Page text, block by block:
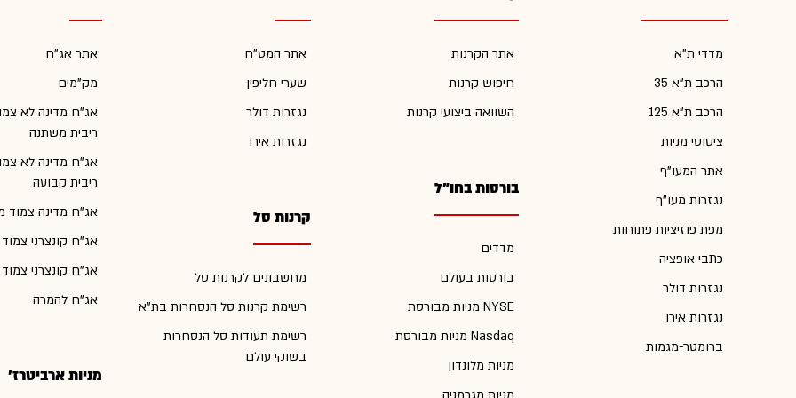
מדדי ת"א
הרכב ת"א 35
הרכב ת"א 125
ציטוטי מניות
אתר המעו"ף
נגזרות מעו"ף
מפת פוזיציות פתוחות
כתבי אופציה
נגזרות דולר
נגזרות אירו
ברומטר-מגמות
אתר הקרנות
חיפוש קרנות
השוואה ביצועי קרנות
בורסות בחו"ל
מדדים
בורסות בעולם
מניות מבורסת NYSE
מניות מבורסת Nasdaq
מניות מלונדון
אתר המט"ח
שערי חליפין
נגזרות דולר
נגזרות אירו
קרנות סל
מחשבונים לקרנות סל
רשימת קרנות סל הנסחרות בת"א
רשימת תעודות סל הנסחרות
בשוקי עולם
אתר אג"ח
מק"מים
אג"ח מדינה לא
ריבית משתנה
אג"ח מדינה לא
ריבית קבועה
אג"ח מדינה צמוד
אג"ח קונצרני
אג"ח קונצרני
אג"ח להמרה
מניות ארביטרז'